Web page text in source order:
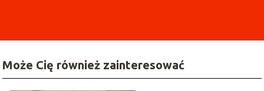
Może Cię również zainteresować